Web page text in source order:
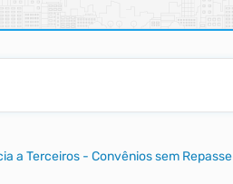
a Terceiros - Convênios sem Repasse